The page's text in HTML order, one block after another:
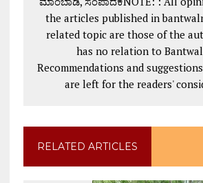
the articles published in
related topic are those of the
has no relation to
Recommendations and
are left for the readers'
RELATED ARTICLES